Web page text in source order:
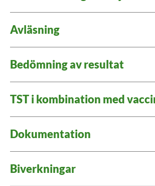
Avläsning
Bedömning av resultat
TST i kombination med
Dokumentation
Biverkningar